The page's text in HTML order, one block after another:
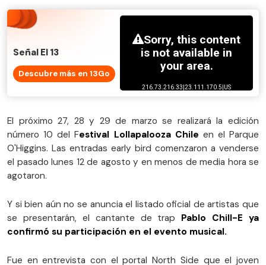
Señal El 13
Descubre más en 13Go
El próximo 27, 28 y 29 de marzo se realizará la edición
número 10 del Festival Lollapalooza Chile en el Parque
O'Higgins. Las entradas early bird comenzaron a venderse
el pasado lunes 12 de agosto y en menos de media hora se
agotaron.
Y si bien aún no se anuncia el listado oficial de artistas que
se presentarán, el cantante de trap Pablo Chill-E ya
confirmó su participación en el evento musical.
Fue en entrevista con el portal North Side que el joven